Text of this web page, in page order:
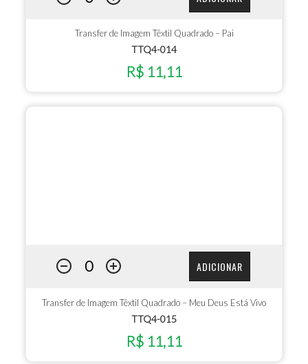
Transfer de Imagem Têxtil Quadrado – Pai
TTQ4-014
R$ 11,11
ADICIONAR
Transfer de Imagem Têxtil Quadrado – Meu Deus Está Vivo
TTQ4-015
R$ 11,11